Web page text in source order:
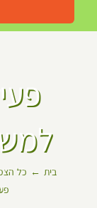
בית כל